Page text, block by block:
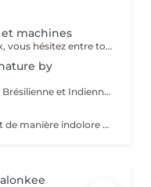
machines
Vous désirez un soin adapté au mieux, vous hésitez entre toutes nos techniques, machines et protocoles divers. Nous avons donc mis en place ce moment privilégié avec une esthéticienne qui vous écoutera et répondra à vos attentes en vous conseillant au mieux. Les 25€ de la consultation vous seront déduits de votre soin si vous prenez rdv .
by
Inspiré des Médecines Traditionnelles Brésilienne et Indienne, ce soin allie des manuvres de pétrissage, frictions et percussions pour apporter une détoxification et un drainage des tissus, un équilibre global du corps afin de restaurer son image de soi. Conseillé en cure de minimum 10 séances + 2 gratuites
La technique minceur de LPG permet de manière indolore de réactiver le déstockage des graisses pour effacer les surcharges et les imperfections localisées. Une silhouette affinée, une peau plus lisse et plus ferme naturellement. Les soins sont ciblés et rapides. Les résultats sont perceptibles dès la 1e séance.